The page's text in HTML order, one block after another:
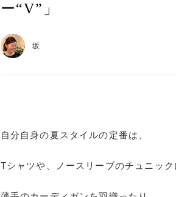
ー“V”」
坂
自分自身の夏スタイルの定番は、
Tシャツや、ノースリーブのチュニック